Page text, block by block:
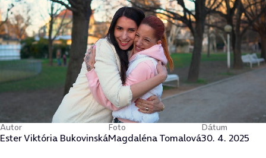
Autor
Ester Viktória Bukovinská
Foto
Magdaléna Tomalová
Dátum
30. 4. 2025